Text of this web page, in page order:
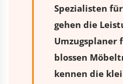
Spezialisten
gehen die
Umzugsplaner
blossen
kennen die